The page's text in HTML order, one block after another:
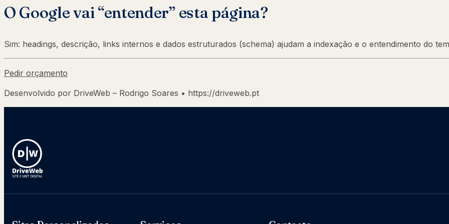
O Google vai “entender” esta página?
Sim: headings, descrição, links internos e dados estruturados (schema) ajudam a indexação e o entendimento do
Pedir orçamento
Desenvolvido por DriveWeb – Rodrigo Soares • https://driveweb.pt